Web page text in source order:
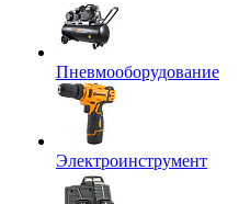
Пневмооборудование
Электроинструмент